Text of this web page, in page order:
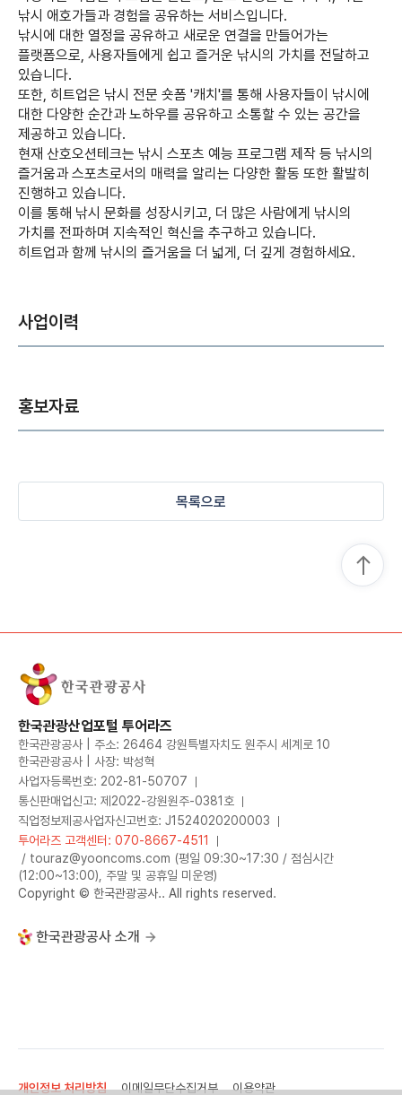
낚시 애호가들과 경험을 공유하는 서비스입니다.
낚시에 대한 열정을 공유하고 새로운 연결을 만들어가는
플랫폼으로, 사용자들에게 쉽고 즐거운 낚시의 가치를 전달하고
있습니다.
또한, 히트업은 낚시 전문 숏폼 '캐치'를 통해 사용자들이 낚시에
대한 다양한 순간과 노하우를 공유하고 소통할 수 있는 공간을
제공하고 있습니다.
현재 산호오션테크는 낚시 스포츠 예능 프로그램 제작 등 낚시의
즐거움과 스포츠로서의 매력을 알리는 다양한 활동 또한 활발히
진행하고 있습니다.
이를 통해 낚시 문화를 성장시키고, 더 많은 사람에게 낚시의
가치를 전파하며 지속적인 혁신을 추구하고 있습니다.
히트업과 함께 낚시의 즐거움을 더 넓게, 더 깊게 경험하세요.
사업이력
홍보자료
목록으로
한국관광산업포털 투어라즈
한국관광공사 | 주소: 26464 강원특별자치도 원주시 세계로 10
한국관광공사 | 사장: 박성혁
사업자등록번호: 202-81-50707
통신판매업신고: 제2022-강원원주-0381호
직업정보제공사업자신고번호: J1524020200003
투어라즈 고객센터: 070-8667-4511
/ touraz@yooncoms.com (평일 09:30~17:30 / 점심시간
(12:00~13:00), 주말 및 공휴일 미운영)
Copyright © 한국관광공사.. All rights reserved.
한국관광공사 소개
개인정보 처리방침 이메일무단수집거부 이용약관